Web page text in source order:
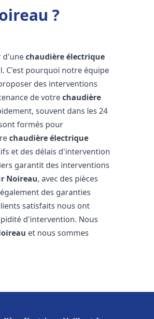
?
d'unechaudière électrique
C'est pourquoi notre équipe
des interventions
de votrechaudière
souvent dans les 24
formés pour
chaudière électrique
et des délais d'intervention
garantit des interventions
Noireau, avec des pièces
des garanties
satisfaits nous ont
d'intervention. Nous
et nous sommes